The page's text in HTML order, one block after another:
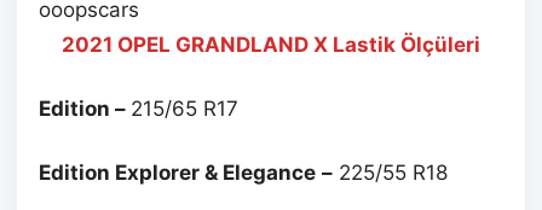
ooopscars
2021 OPEL GRANDLAND X Lastik Ölçüleri
Edition – 215/65 R17
Edition Explorer & Elegance – 225/55 R18